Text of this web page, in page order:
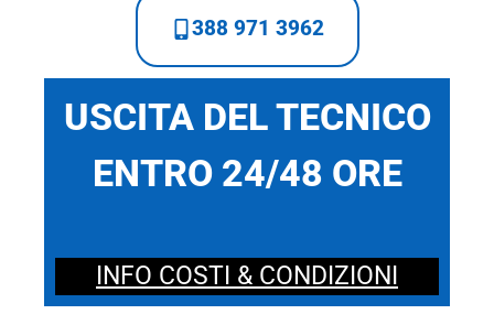
388 971 3962
USCITA DEL TECNICO
ENTRO 24/48 ORE
INFO COSTI & CONDIZIONI